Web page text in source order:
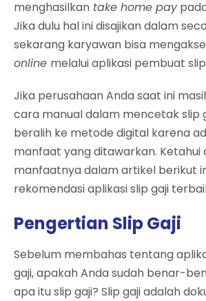
menghasilkan take home pay
Jika dulu hal ini disajikan dalam
sekarang karyawan bisa
online melalui aplikasi pembuat slip
Jika perusahaan Anda saat ini
cara manual dalam mencetak slip
beralih ke metode digital karena
manfaat yang ditawarkan. Ketahui
manfaatnya dalam artikel berikut
rekomendasi aplikasi slip gaji
Pengertian Slip Gaji
Sebelum membahas tentang
gaji, apakah Anda sudah benar-
apa itu slip gaji? Slip gaji adalah